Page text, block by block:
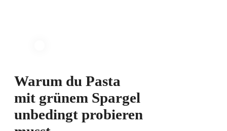
Warum du Pasta
mit grünem Spargel
unbedingt probieren